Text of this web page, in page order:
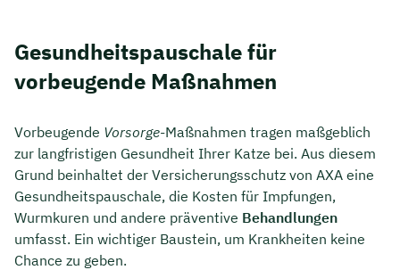
Gesundheitspauschale für
vorbeugende Maßnahmen
Vorbeugende Vorsorge-Maßnahmen tragen maßgeblich
zur langfristigen Gesundheit Ihrer Katze bei. Aus diesem
Grund beinhaltet der Versicherungsschutz von AXA eine
Gesundheitspauschale, die Kosten für Impfungen,
Wurmkuren und andere präventive Behandlungen
umfasst. Ein wichtiger Baustein, um Krankheiten keine
Chance zu geben.